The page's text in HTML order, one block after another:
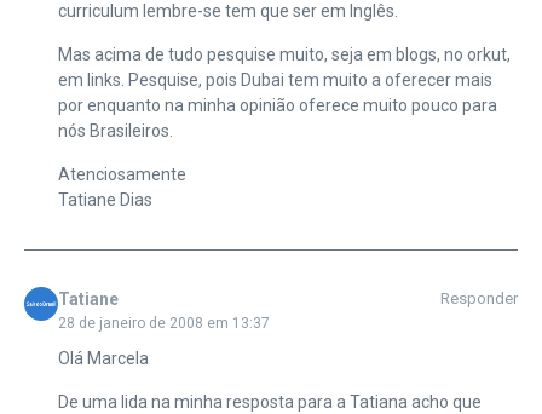
curriculum lembre-se tem que ser em Inglês.
Mas acima de tudo pesquise muito, seja em blogs, no orkut,
em links. Pesquise, pois Dubai tem muito a oferecer mais
por enquanto na minha opinião oferece muito pouco para
nós Brasileiros.
Atenciosamente
Tatiane Dias
Tatiane
28 de janeiro de 2008 em 13:37
Responder
Olá Marcela
De uma lida na minha resposta para a Tatiana acho que